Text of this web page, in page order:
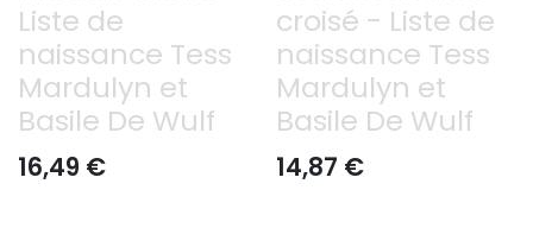
Liste de
naissance Tess
Mardulyn et
Basile De Wulf
16,49 €
croisé - Liste de
naissance Tess
Mardulyn et
Basile De Wulf
14,87 €